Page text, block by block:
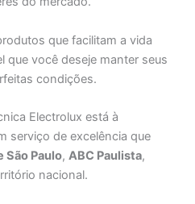
que facilitam a vida
que você deseje manter seus
condições.
Electrolux está à
serviço de excelência que
São Paulo,ABC Paulista,
nacional.